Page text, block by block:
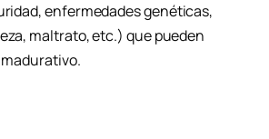
enfermedades genéticas,
maltrato, etc.) que pueden